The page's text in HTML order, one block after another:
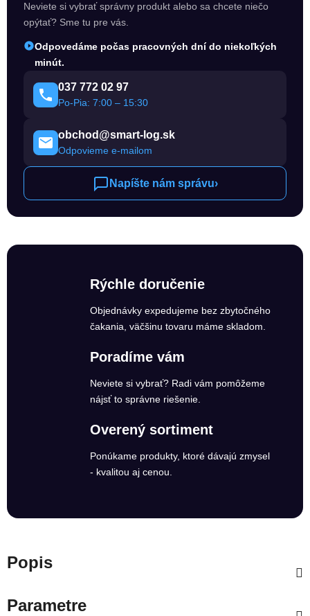
Neviete si vybrať správny produkt alebo sa chcete niečo
opýtať? Sme tu pre vás.
Odpovedáme počas pracovných dní do niekoľkých
minút.
037 772 02 97
Po-Pia: 7:00 – 15:30
obchod@smart-log.sk
Odpovieme e-mailom
Napíšte nám správu›
Rýchle doručenie
Objednávky expedujeme bez zbytočného
čakania, väčšinu tovaru máme skladom.
Poradíme vám
Neviete si vybrať? Radi vám pomôžeme
nájsť to správne riešenie.
Overený sortiment
Ponúkame produkty, ktoré dávajú zmysel
- kvalitou aj cenou.
Popis
Parametre